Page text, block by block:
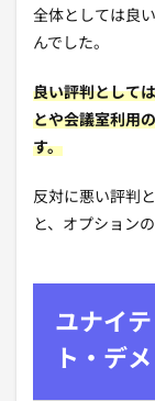
全体としては良
んでした。
良い評判として
とや会議室利用
す。
反対に悪い評判
と、オプション
ユナイ
ト・デ